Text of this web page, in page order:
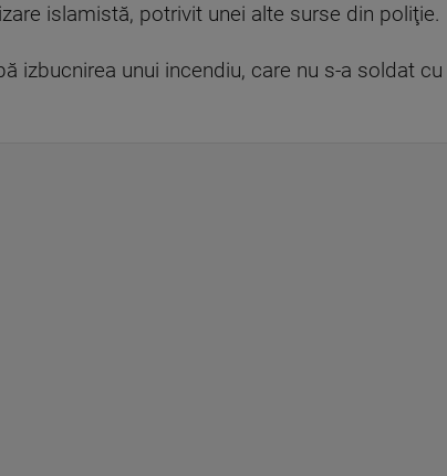
islamistă, potrivit unei alte surse din poliţie.
izbucnirea unui incendiu, care nu s-a soldat